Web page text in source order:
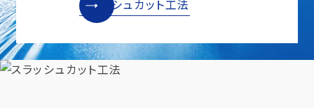
スラッシュカット工法